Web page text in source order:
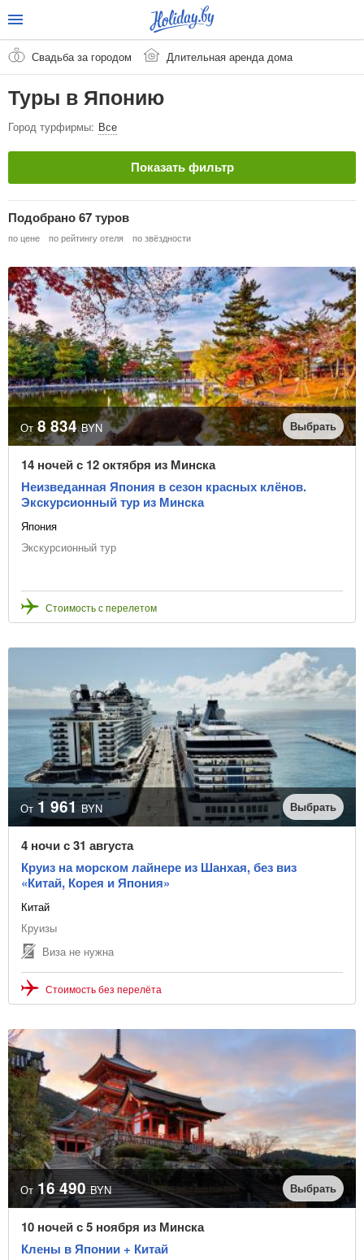
Свадьба за городом Длительная аренда дома
Туры в Японию
Город турфирмы: Все
Показать фильтр
Япония
Город / Курорт
Тип тура
Отправление из
Даты начала туров
или выбрать месяц начала туров
Количество ночей
Цена, BYN
В рассрочку
Точная цена
Раннее бронирование
Виза не нужна
Тип транспорта
Цена с транспортом
Звёздность отеля
Тип питания
Линия пляжа
1-я 2-я 3-я
Турагентство
Очистить фильтр
Подобрано 67 туров
по цене по рейтингу отеля по звёздности
От 8 834 BYN Выбрать
14 ночей с 12 октября из Минска
Неизведанная Япония в сезон красных клёнов.
Экскурсионный тур из Минска
Япония
Экскурсионный тур
Стоимость с перелетом
От 1 961 BYN Выбрать
4 ночи с 31 августа
Круиз на морском лайнере из Шанхая, без виз
«Китай, Корея и Япония»
Китай
Круизы
Виза не нужна
Стоимость без перелёта
От 16 490 BYN Выбрать
10 ночей с 5 ноября из Минска
Клены в Японии + Китай